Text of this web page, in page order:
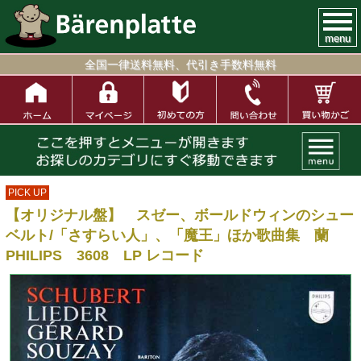
menu
全国一律送料無料、代引き手数料無料
PICK UP
【オリジナル盤】 スゼー、ボールドウィンのシュー
ベルト/「さすらい人」、「魔王」ほか歌曲集 蘭
PHILIPS 3608 LP レコード